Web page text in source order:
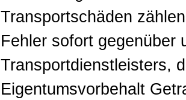
Transportschäden
Fehler sofort gegenüber
Transportdienstleisters,
Eigentumsvorbehalt